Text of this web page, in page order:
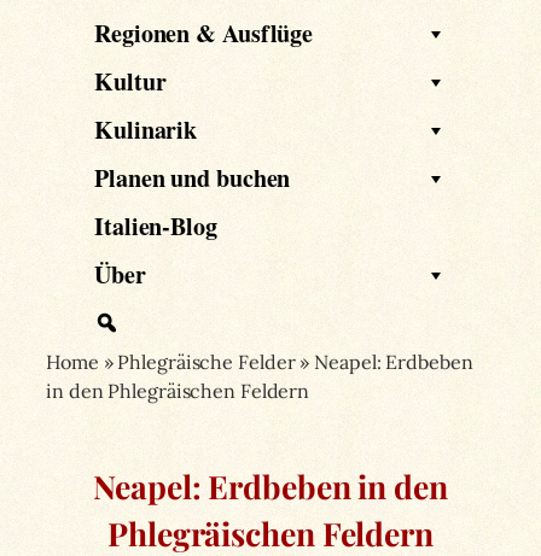
Regionen & Ausflüge
Kultur
Kulinarik
Planen und buchen
Italien-Blog
Über
Home » Phlegräische Felder» Neapel: Erdbeben
in den Phlegräischen Feldern
Neapel: Erdbeben in den
Phlegräischen Feldern